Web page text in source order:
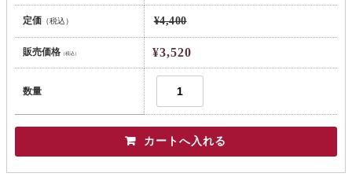
定価（税込） ¥4,400
販売価格（税込） ¥3,520
数量